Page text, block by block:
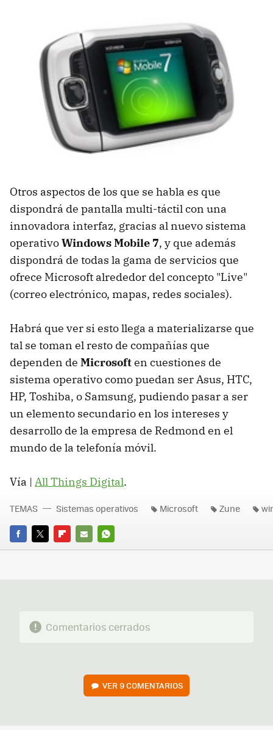
Otros aspectos de los que se habla es que
dispondrá de pantalla multi-táctil con una
innovadora interfaz, gracias al nuevo sistema
operativoWindows Mobile 7, y que además
dispondrá de todas la gama de servicios que
ofrece Microsoft alrededor del concepto "Live"
(correo electrónico, mapas, redes sociales).
Habrá que ver si esto llega a materializarse que
tal se toman el resto de compañías que
dependen de Microsoften cuestiones de
sistema operativo como puedan ser Asus, HTC,
HP, Toshiba, o Samsung, pudiendo pasar a ser
un elemento secundario en los intereses y
desarrollo de la empresa de Redmond en el
mundo de la telefonía móvil.
Vía | All Things Digital.
FACEBOOK
TWITTERFLIPBOARD
E-
WHATSAPP
TEMAS Sistemas operativos Microsoft Zune
Comentarios cerrados
VER9 COMENTARIOS